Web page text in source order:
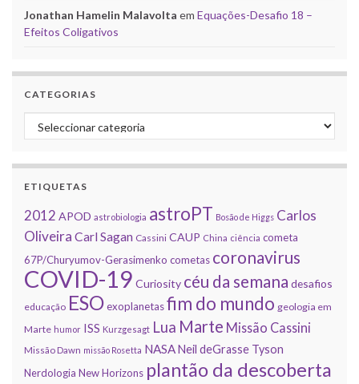
Jonathan Hamelin Malavolta em Equações-Desafio 18 –
Efeitos Coligativos
CATEGORIAS
Categorias
ETIQUETAS
2012 APOD astrobiologia astroPT Bosão de Higgs Carlos
Oliveira Carl Sagan Cassini CAUP China ciência cometa
67P/Churyumov-Gerasimenko cometas coronavirus
COVID-19 Curiosity céu da semana desafios
educação ESOexoplanetasfim do mundo geologia em
Marte humor ISS Kurzgesagt Lua Marte Missão Cassini
Missão Dawn missão Rosetta NASANeil deGrasse Tyson
Nerdologia New Horizons plantão da descoberta